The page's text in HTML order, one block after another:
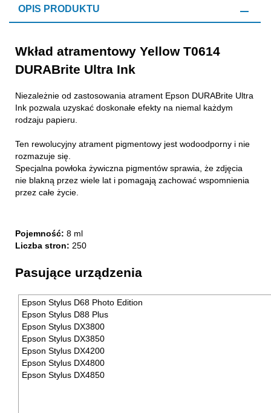
OPIS PRODUKTU
Wkład atramentowy Yellow T0614
DURABrite Ultra Ink
Niezależnie od zastosowania atrament Epson DURABrite Ultra
Ink pozwala uzyskać doskonałe efekty na niemal każdym
rodzaju papieru.
Ten rewolucyjny atrament pigmentowy jest wodoodporny i nie
rozmazuje się.
Specjalna powłoka żywiczna pigmentów sprawia, że zdjęcia
nie blakną przez wiele lat i pomagają zachować wspomnienia
przez całe życie.
Pojemność: 8 ml
Liczba stron: 250
Pasujące urządzenia
Epson Stylus D68 Photo Edition
Epson Stylus D88 Plus
Epson Stylus DX3800
Epson Stylus DX3850
Epson Stylus DX4200
Epson Stylus DX4800
Epson Stylus DX4850